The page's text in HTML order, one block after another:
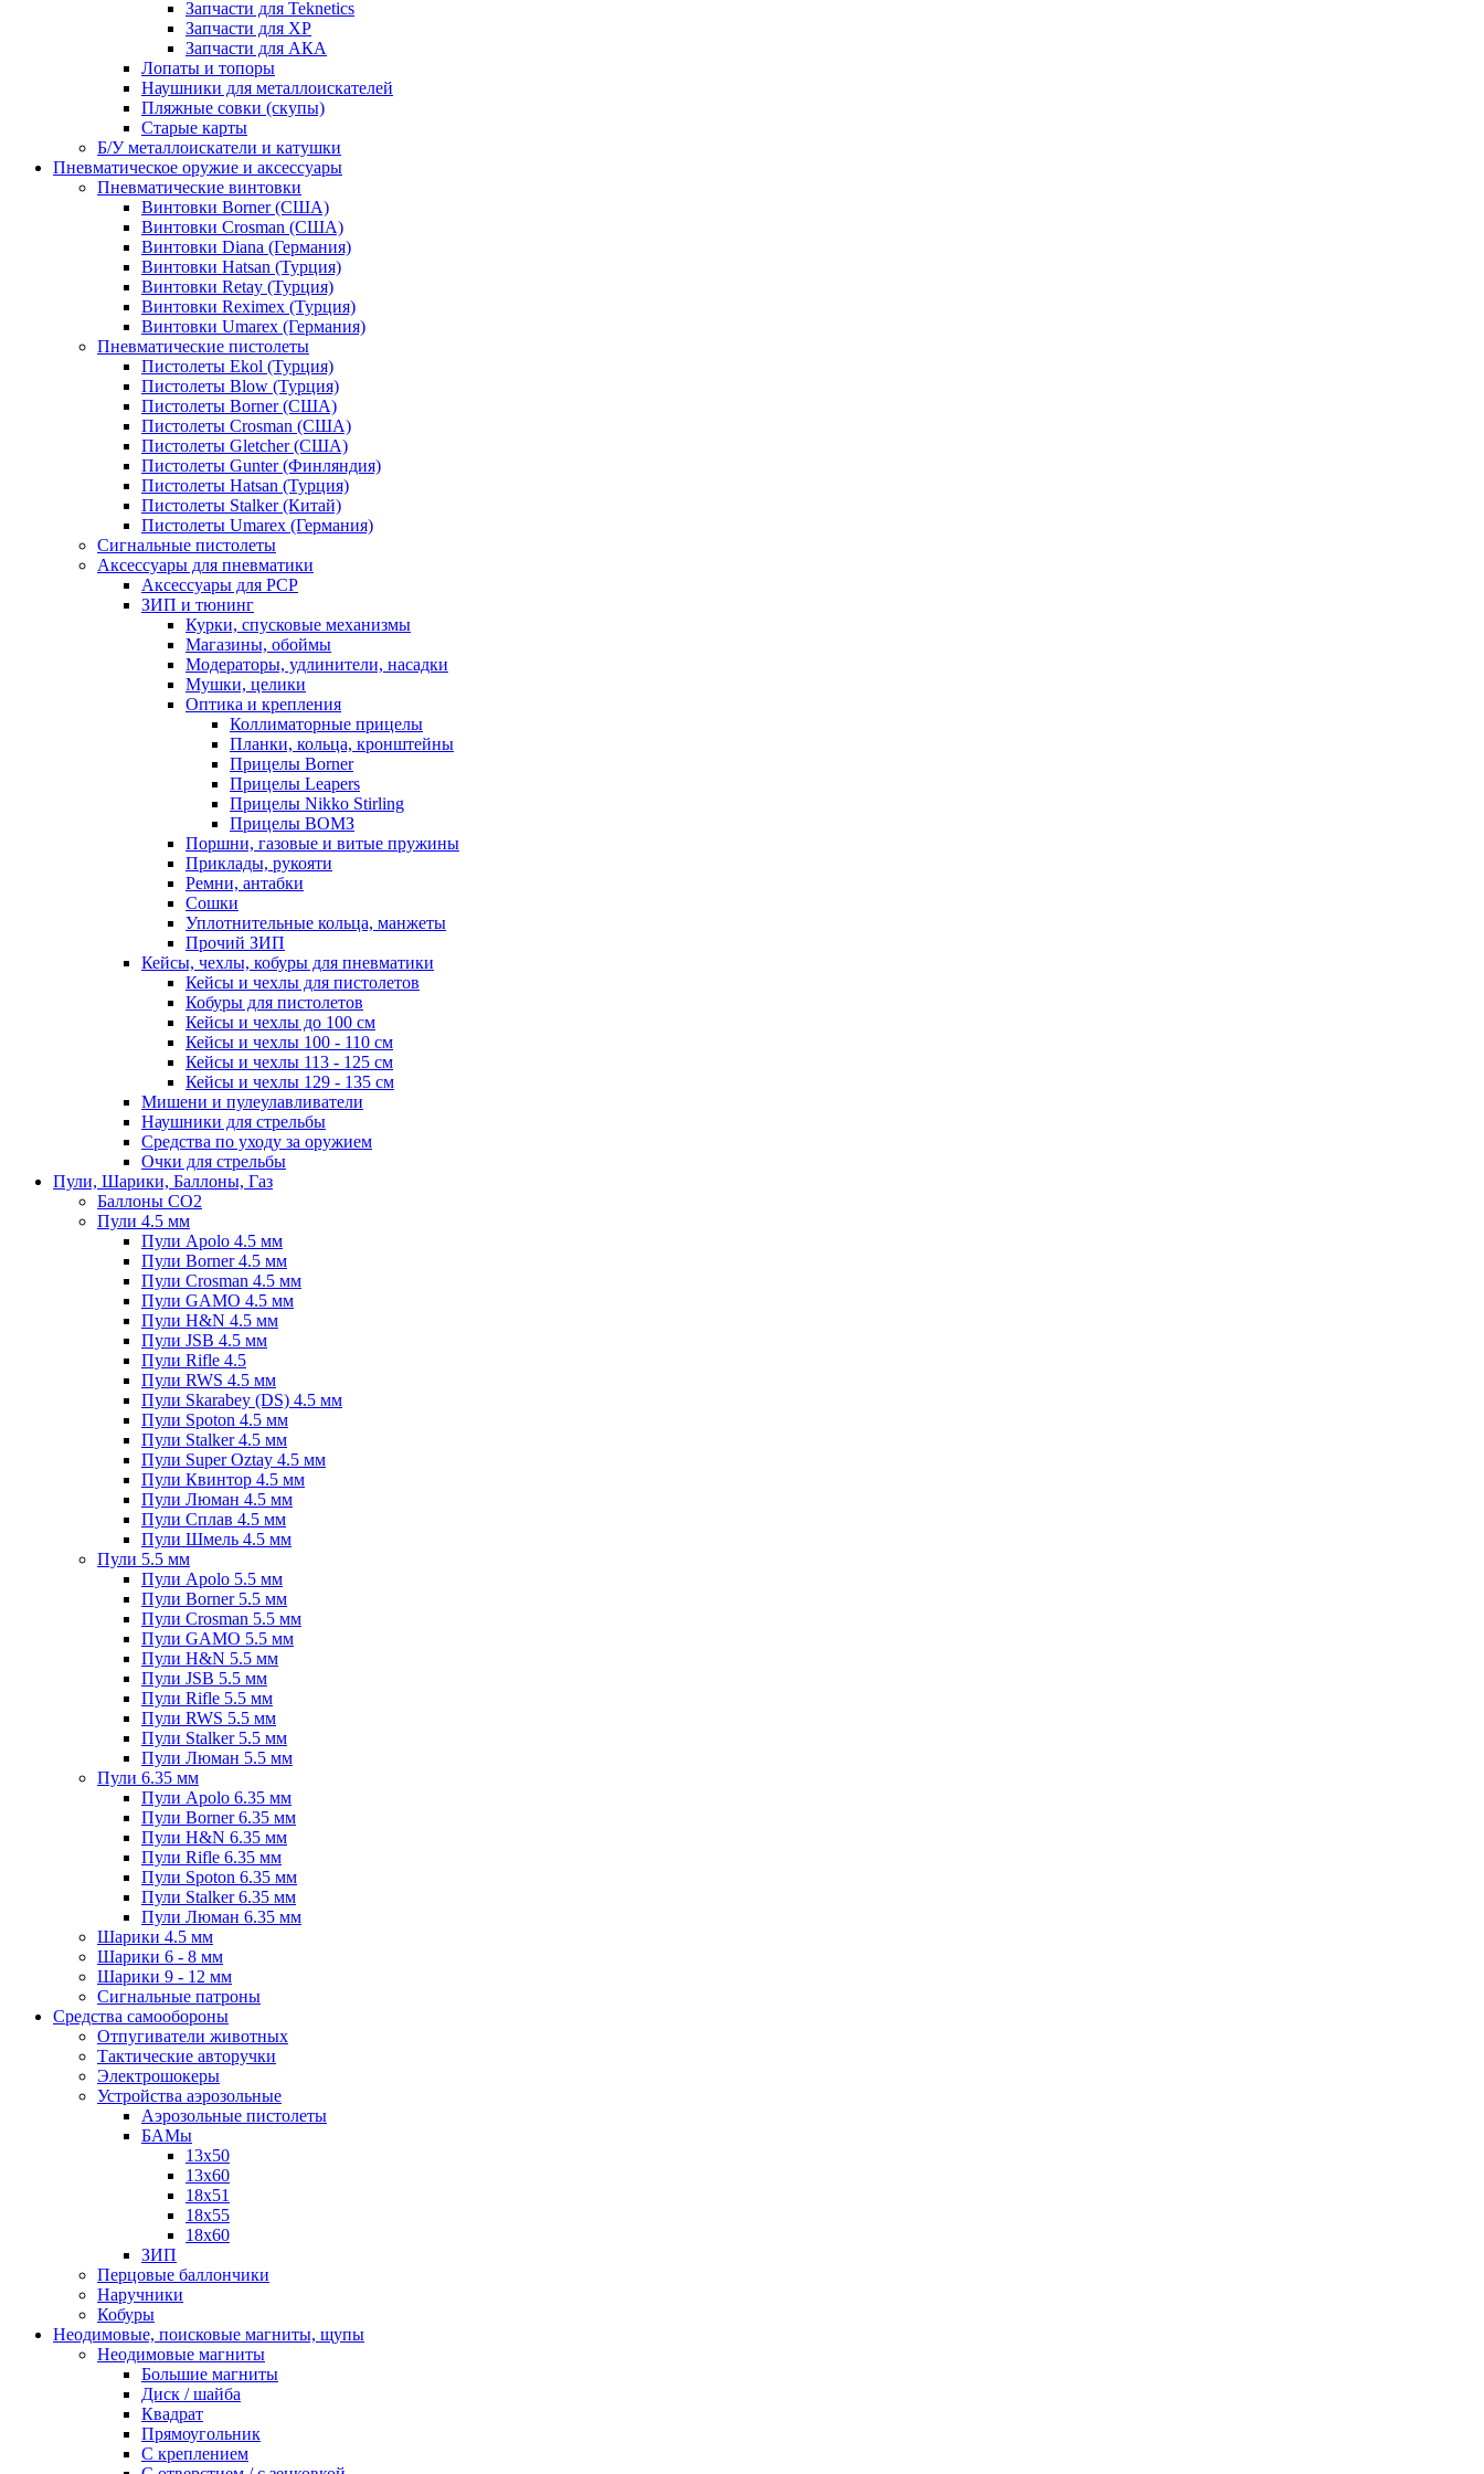
Запчасти для Teknetics
Запчасти для XP
Запчасти для АКА
Лопаты и топоры
Наушники для металлоискателей
Пляжные совки (скупы)
Старые карты
Б/У металлоискатели и катушки
Пневматическое оружие и аксессуары
Пневматические винтовки
Винтовки Borner (США)
Винтовки Crosman (США)
Винтовки Diana (Германия)
Винтовки Hatsan (Турция)
Винтовки Retay (Турция)
Винтовки Reximex (Турция)
Винтовки Umarex (Германия)
Пневматические пистолеты
Пистолеты Ekol (Турция)
Пистолеты Blow (Турция)
Пистолеты Borner (США)
Пистолеты Crosman (США)
Пистолеты Gletcher (США)
Пистолеты Gunter (Финляндия)
Пистолеты Hatsan (Турция)
Пистолеты Stalker (Китай)
Пистолеты Umarex (Германия)
Сигнальные пистолеты
Аксессуары для пневматики
Аксессуары для PCP
ЗИП и тюнинг
Курки, спусковые механизмы
Магазины, обоймы
Модераторы, удлинители, насадки
Мушки, целики
Оптика и крепления
Коллиматорные прицелы
Планки, кольца, кронштейны
Прицелы Borner
Прицелы Leapers
Прицелы Nikko Stirling
Прицелы ВОМЗ
Поршни, газовые и витые пружины
Приклады, рукояти
Ремни, антабки
Сошки
Уплотнительные кольца, манжеты
Прочий ЗИП
Кейсы, чехлы, кобуры для пневматики
Кейсы и чехлы для пистолетов
Кобуры для пистолетов
Кейсы и чехлы до 100 см
Кейсы и чехлы 100 - 110 см
Кейсы и чехлы 113 - 125 см
Кейсы и чехлы 129 - 135 см
Мишени и пулеулавливатели
Наушники для стрельбы
Средства по уходу за оружием
Очки для стрельбы
Пули, Шарики, Баллоны, Газ
Баллоны CO2
Пули 4.5 мм
Пули Apolo 4.5 мм
Пули Borner 4.5 мм
Пули Crosman 4.5 мм
Пули GAMO 4.5 мм
Пули H&N 4.5 мм
Пули JSB 4.5 мм
Пули Rifle 4.5
Пули RWS 4.5 мм
Пули Skarabey (DS) 4.5 мм
Пули Spoton 4.5 мм
Пули Stalker 4.5 мм
Пули Super Oztay 4.5 мм
Пули Квинтор 4.5 мм
Пули Люман 4.5 мм
Пули Сплав 4.5 мм
Пули Шмель 4.5 мм
Пули 5.5 мм
Пули Apolo 5.5 мм
Пули Borner 5.5 мм
Пули Crosman 5.5 мм
Пули GAMO 5.5 мм
Пули H&N 5.5 мм
Пули JSB 5.5 мм
Пули Rifle 5.5 мм
Пули RWS 5.5 мм
Пули Stalker 5.5 мм
Пули Люман 5.5 мм
Пули 6.35 мм
Пули Apolo 6.35 мм
Пули Borner 6.35 мм
Пули H&N 6.35 мм
Пули Rifle 6.35 мм
Пули Spoton 6.35 мм
Пули Stalker 6.35 мм
Пули Люман 6.35 мм
Шарики 4.5 мм
Шарики 6 - 8 мм
Шарики 9 - 12 мм
Сигнальные патроны
Средства самообороны
Отпугиватели животных
Тактические авторучки
Электрошокеры
Устройства аэрозольные
Аэрозольные пистолеты
БАМы
13х50
13х60
18х51
18х55
18х60
ЗИП
Перцовые баллончики
Наручники
Кобуры
Неодимовые, поисковые магниты, щупы
Неодимовые магниты
Большие магниты
Диск / шайба
Квадрат
Прямоугольник
С креплением